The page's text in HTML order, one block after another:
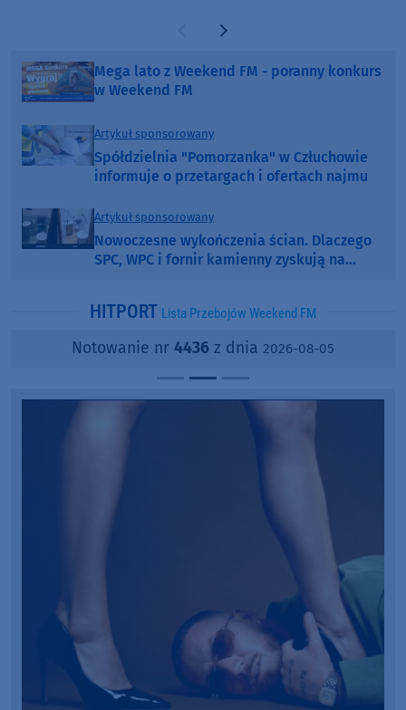
Poprzednia strona
Następna strona
Mega lato z Weekend FM - poranny konkurs
w Weekend FM
Artykuł sponsorowany
Spółdzielnia "Pomorzanka" w Człuchowie
informuje o przetargach i ofertach najmu
Artykuł sponsorowany
Nowoczesne wykończenia ścian. Dlaczego
SPC, WPC i fornir kamienny zyskują na
HITPORT Lista Przebojów Weekend FM
Notowanie nr 4436 z dnia 2026-08-05